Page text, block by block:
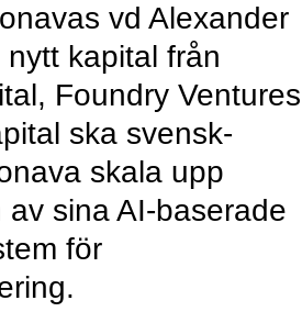
vd Alexander
kapital från
Foundry Ventures
ska svensk-
skala upp
sina AI-baserade
för